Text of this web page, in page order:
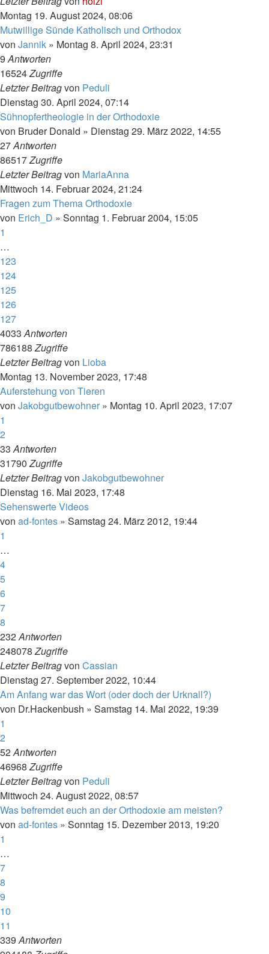
Montag 19. August 2024, 08:06
Mutwillige Sünde Katholisch und Orthodox
von Jannik » Montag 8. April 2024, 23:31
9Antworten
16524Zugriffe
Letzter Beitragvon Peduli
Dienstag 30. April 2024, 07:14
Sühnopfertheologie in der Orthodoxie
von Bruder Donald » Dienstag 29. März 2022, 14:55
27Antworten
86517Zugriffe
Letzter Beitragvon MariaAnna
Mittwoch 14. Februar 2024, 21:24
Fragen zum Thema Orthodoxie
von Erich_D » Sonntag 1. Februar 2004, 15:05
1
…
123
124
125
126
127
4033Antworten
786188Zugriffe
Letzter Beitragvon Lioba
Montag 13. November 2023, 17:48
Auferstehung von Tieren
von Jakobgutbewohner » Montag 10. April 2023, 17:07
1
2
33Antworten
31790Zugriffe
Letzter Beitragvon Jakobgutbewohner
Dienstag 16. Mai 2023, 17:48
Sehenswerte Videos
von ad-fontes » Samstag 24. März 2012, 19:44
1
…
4
5
6
7
8
232Antworten
248078Zugriffe
Letzter Beitragvon Cassian
Dienstag 27. September 2022, 10:44
Am Anfang war das Wort (oder doch der Urknall?)
von Dr.Hackenbush » Samstag 14. Mai 2022, 19:39
1
2
52Antworten
46968Zugriffe
Letzter Beitragvon Peduli
Mittwoch 24. August 2022, 08:57
Was befremdet euch an der Orthodoxie am meisten?
von ad-fontes » Sonntag 15. Dezember 2013, 19:20
1
…
7
8
9
10
11
339Antworten